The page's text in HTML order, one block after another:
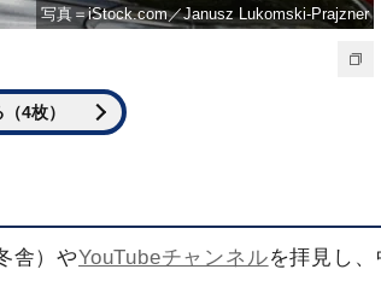
写真＝iStock.com／Janusz Lukomski-Prajzner
4枚）
舎）やYouTubeチャンネルを拝見し、